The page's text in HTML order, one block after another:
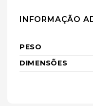
INFORMAÇÃO
PESO
DIMENSÕES